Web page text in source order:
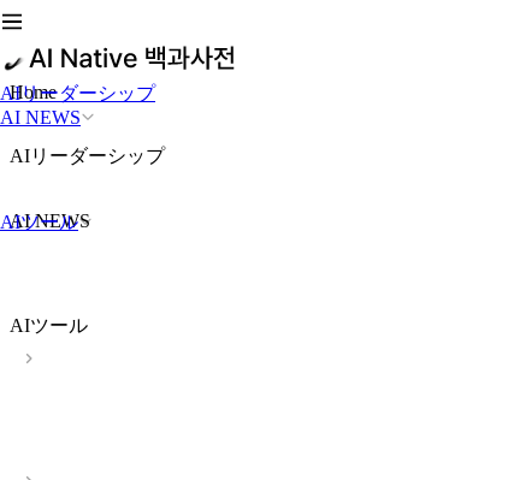
AIリーダーシップ
AI NEWS
AIツール
Home
AIリーダーシップ
AI NEWS
AIツール